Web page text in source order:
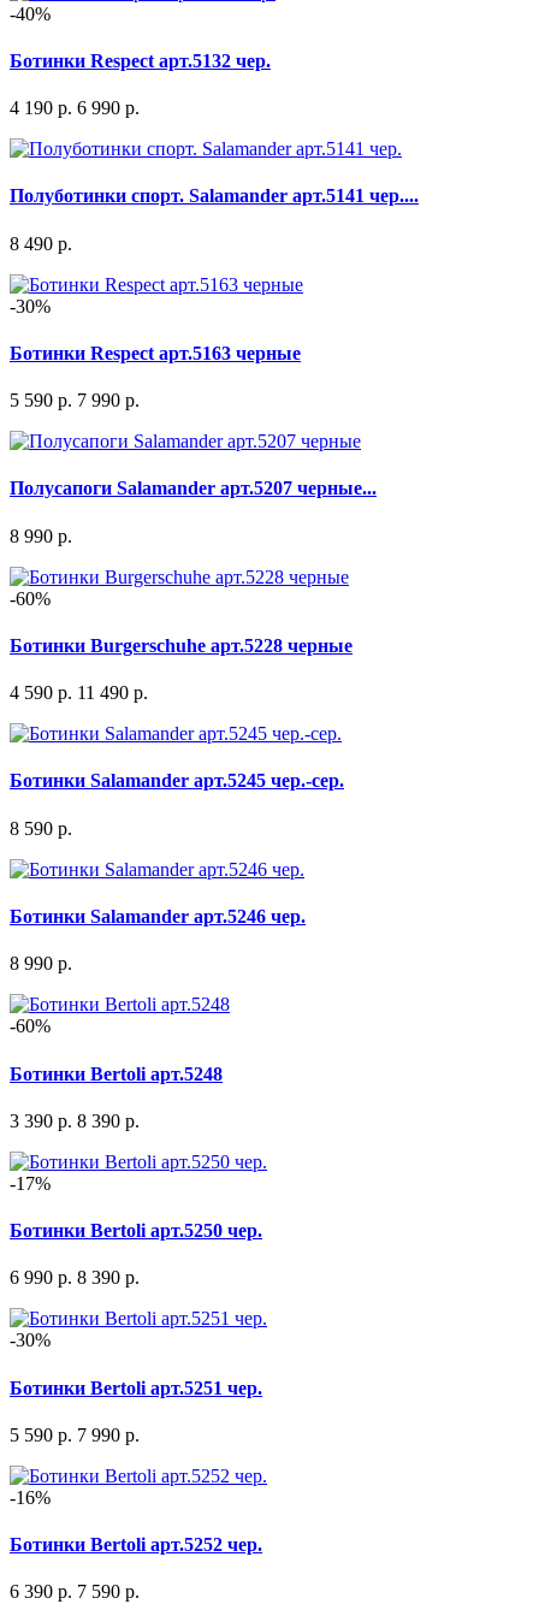
-40%
Ботинки Respect арт.5132 чер.
4 190 р. 6 990 р.
Полуботинки спорт. Salamander арт.5141 чер....
8 490 р.
-30%
Ботинки Respect арт.5163 черные
5 590 р. 7 990 р.
Полусапоги Salamander арт.5207 черные...
8 990 р.
-60%
Ботинки Burgerschuhe арт.5228 черные
4 590 р. 11 490 р.
Ботинки Salamander арт.5245 чер.-сер.
8 590 р.
Ботинки Salamander арт.5246 чер.
8 990 р.
-60%
Ботинки Bertoli арт.5248
3 390 р. 8 390 р.
-17%
Ботинки Bertoli арт.5250 чер.
6 990 р. 8 390 р.
-30%
Ботинки Bertoli арт.5251 чер.
5 590 р. 7 990 р.
-16%
Ботинки Bertoli арт.5252 чер.
6 390 р. 7 590 р.